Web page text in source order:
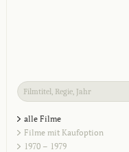
alle Filme
Filme mit Kaufoption
1970 – 1979